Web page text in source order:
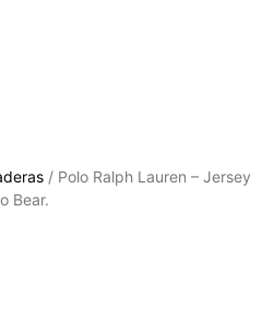
/ Polo Ralph Lauren – Jersey
Bear.